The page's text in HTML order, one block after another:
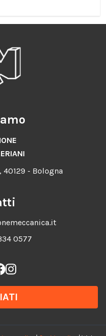
40129 - Bologna
0577